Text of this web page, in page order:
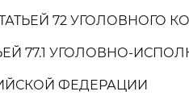
72 УГОЛОВНОГО
77.1 УГОЛОВНО-
ФЕДЕРАЦИИ